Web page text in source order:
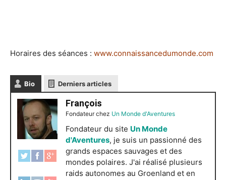
Horaires des séances : www.connaissancedumonde.com
Bio Derniers articles
François
Fondateurchez Un Monde d'Aventures
Fondateur du site Un Monde
d'Aventures, je suis un passionné des
grands espaces sauvages et des
mondes polaires. J'ai réalisé plusieurs
raids autonomes au Groenland et en